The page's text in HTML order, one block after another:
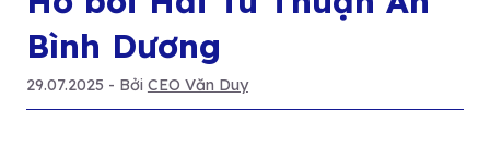
Bình Dương
29.07.2025 - Bởi CEO Văn Duy